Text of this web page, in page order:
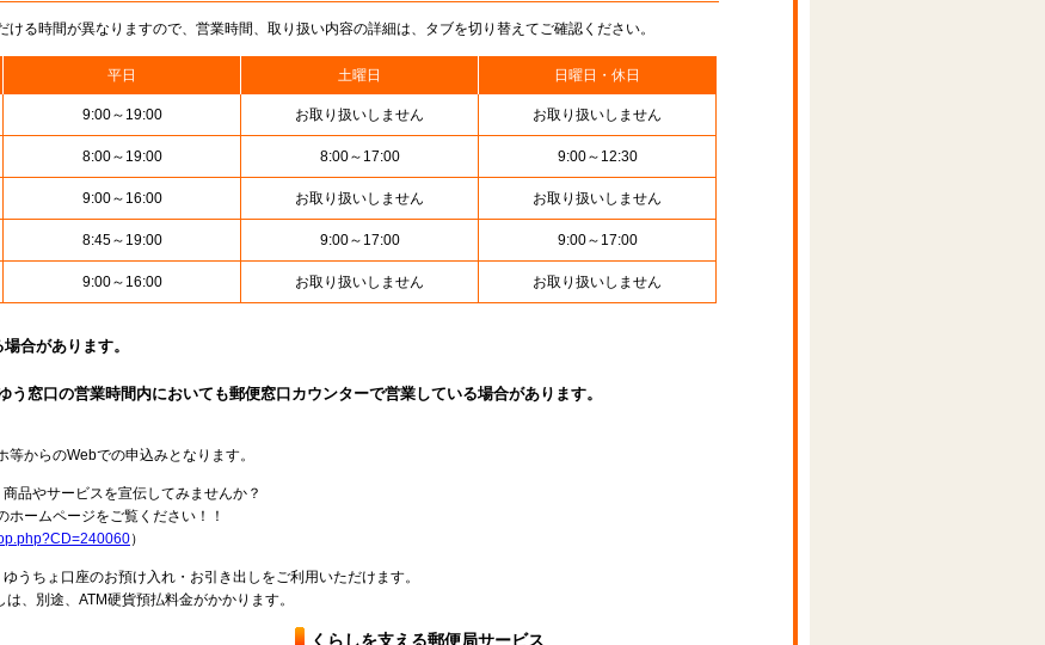
る時間が異なりますので、営業時間、取り扱い内容の詳細は、タブを切り替えてご確認ください。
平日 土曜日 日曜日・休日
9:00～19:00 お取り扱いしません お取り扱いしません
8:00～19:00 8:00～17:00 9:00～12:30
9:00～16:00 お取り扱いしません お取り扱いしません
8:45～19:00 9:00～17:00 9:00～17:00
9:00～16:00 お取り扱いしません お取り扱いしません
合があります。
窓口の営業時間内においても郵便窓口カウンターで営業している場合があります。
からのWebでの申込みとなります。
品やサービスを宣伝してみませんか？
ームページをご覧ください！！
）
うちょ口座のお預け入れ・お引き出しをご利用いただけます。
、別途、ATM硬貨預払料金がかかります。
くらしを支える郵便局サービス